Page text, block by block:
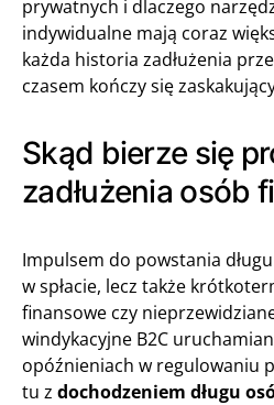
prywatnych i dlaczego
indywidualne mają coraz
każda historia zadłużenia
czasem kończy się
Skąd bierze się
zadłużenia osób
Impulsem do powstania
w spłacie, lecz także
finansowe czy
windykacyjne B2C
opóźnieniach w regulowaniu
tu z dochodzeniem długu